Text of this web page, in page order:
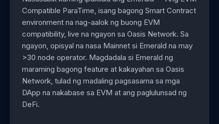
Compatible ParaTime, isang bagong Smart Contract
environment na nag-aalok ng buong EVM
compatibility, live na ngayon sa Oasis Network. Sa
ngayon, opisyal na nasa Mainnet si Emerald na may
>30 node operator. Magdadala si Emerald ng
maraming bagong feature at kakayahan sa Oasis
Network, tulad ng madaling pagsasama sa mga
DApp na nakabase sa EVM at ang paglulunsad ng
DeFi.